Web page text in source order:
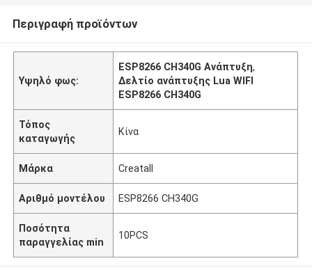
Περιγραφή προϊόντων
Υψηλό φως:
ESP8266 CH340G Ανάπτυξη,
Δελτίο ανάπτυξης Lua WIFI
ESP8266 CH340G
Τόπος
καταγωγής
Κίνα
Μάρκα Creatall
Αριθμό μοντέλου ESP8266 CH340G
Ποσότητα
παραγγελίας min
10PCS